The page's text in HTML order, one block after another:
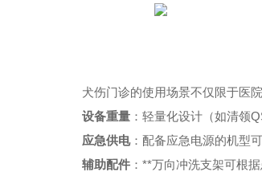
犬伤门诊的使用场景不仅限于医
设备重量 ：轻量化设计（如清领
应急供电：配备应急电源的机型
辅助配件 ：**万向冲洗支架可根